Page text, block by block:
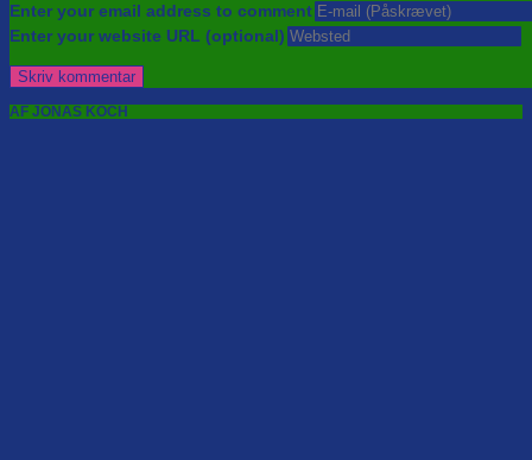
Enter your email address to comment
Enter your website URL (optional)
AF JONAS KOCH